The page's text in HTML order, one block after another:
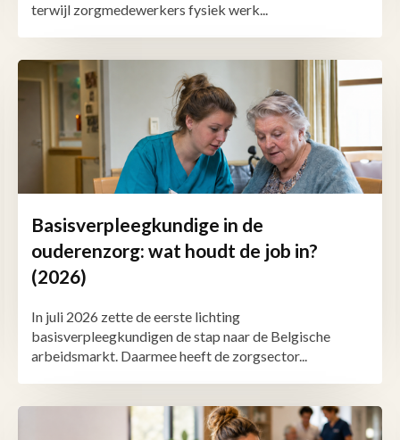
terwijl zorgmedewerkers fysiek werk...
Basisverpleegkundige in de
ouderenzorg: wat houdt de job in?
(2026)
In juli 2026 zette de eerste lichting
basisverpleegkundigen de stap naar de Belgische
arbeidsmarkt. Daarmee heeft de zorgsector...